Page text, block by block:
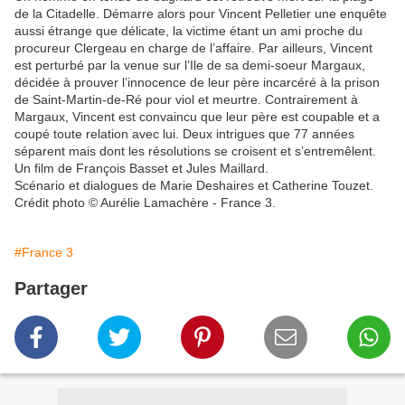
de la Citadelle. Démarre alors pour Vincent Pelletier une enquête
aussi étrange que délicate, la victime étant un ami proche du
procureur Clergeau en charge de l’affaire. Par ailleurs, Vincent
est perturbé par la venue sur l’Ile de sa demi-soeur Margaux,
décidée à prouver l’innocence de leur père incarcéré à la prison
de Saint-Martin-de-Ré pour viol et meurtre. Contrairement à
Margaux, Vincent est convaincu que leur père est coupable et a
coupé toute relation avec lui. Deux intrigues que 77 années
séparent mais dont les résolutions se croisent et s’entremêlent.
Un film de François Basset et Jules Maillard.
Scénario et dialogues de Marie Deshaires et Catherine Touzet.
Crédit photo © Aurélie Lamachère - France 3.
#France 3
Partager